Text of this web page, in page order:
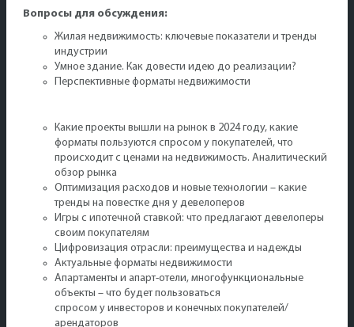
Вопросы для обсуждения:
Жилая недвижимость: ключевые показатели и тренды
индустрии
Умное здание. Как довести идею до реализации?
Перспективные форматы недвижимости
Какие проекты вышли на рынок в 2024 году, какие
форматы пользуются спросом у покупателей, что
происходит с ценами на недвижимость. Аналитический
обзор рынка
Оптимизация расходов и новые технологии – какие
тренды на повестке дня у девелоперов
Игры с ипотечной ставкой: что предлагают девелоперы
своим покупателям
Цифровизация отрасли: преимущества и надежды
Актуальные форматы недвижимости
Апартаменты и апарт-отели, многофункциональные
объекты – что будет пользоваться
спросом у инвесторов и конечных покупателей/
арендаторов